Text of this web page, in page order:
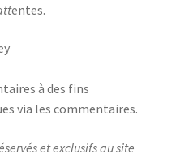
entes.
à des fins
via les commentaires.
et exclusifs au site